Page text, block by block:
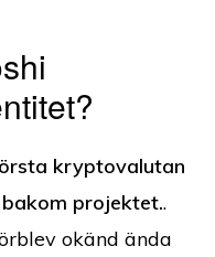
kryptovalutan
projektet..
okänd ända